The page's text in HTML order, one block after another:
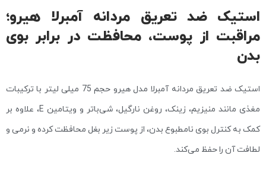
استیک ضد تعریق مردانه آمبرلا هیرو؛
مراقبت از پوست، محافظت در برابر بوی
بدن
استیک ضد تعریق مردانه آمبرلا مدل هیرو حجم 75 میلی لیتر با ترکیبات
مغذی مانند منیزیم، زینک، روغن نارگیل، شی‌باتر و ویتامین E، علاوه بر
کمک به کنترل بوی نامطبوع بدن، از پوست زیر بغل محافظت کرده و نرمی و
لطافت آن را حفظ می‌کند.